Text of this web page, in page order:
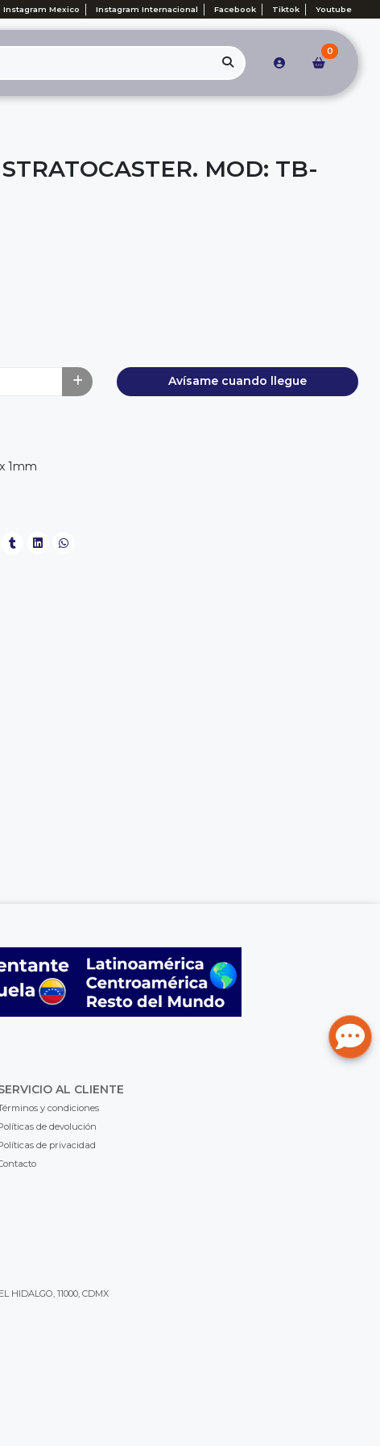
Instagram Mexico Instagram Internacional Facebook Tiktok Youtube
0
MOD: TB-
Avísame cuando llegue
1mm
AL CLIENTE
y condiciones
de devolución
de privacidad
HIDALGO, 11000, CDMX